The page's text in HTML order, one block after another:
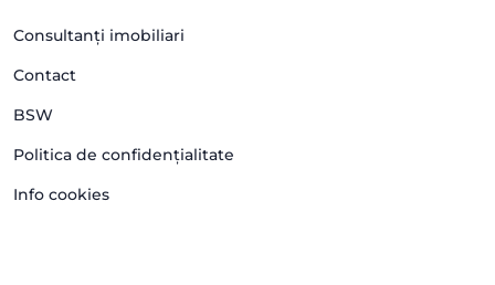
Consultanți imobiliari
Contact
BSW
Politica de confidențialitate
Info cookies